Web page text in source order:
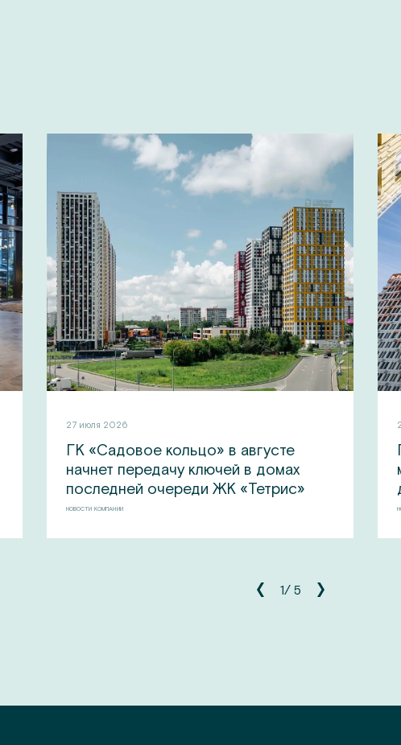
27 июля 2026
ГК «Садовое кольцо» в августе
начнет передачу ключей в домах
последней очереди ЖК «Тетрис»
НОВОСТИ КОМПАНИИ
1/ 5